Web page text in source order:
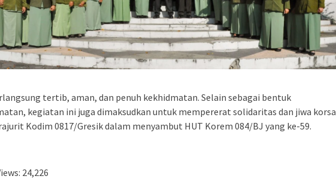
tertib, aman, dan penuh kekhidmatan. Selain sebagai bentuk
kegiatan ini juga dimaksudkan untuk mempererat solidaritas dan jiwa korsa
Kodim 0817/Gresik dalam menyambut HUT Korem 084/BJ yang ke-59.
24,226